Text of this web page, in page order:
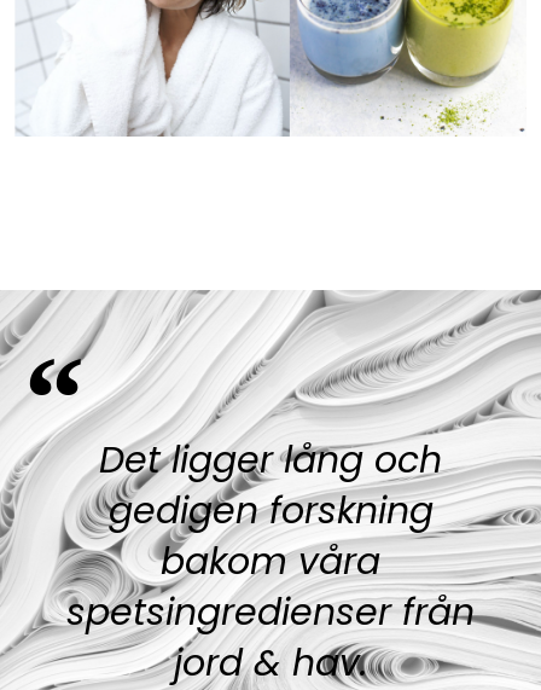
“ Det ligger lång och
gedigen forskning
bakom våra
spetsingredienser från
jord & hav.